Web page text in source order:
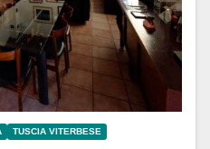
TUSCIA VITERBESE